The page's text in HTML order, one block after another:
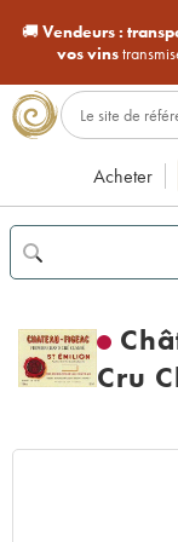
🚚Vendeurs :
vos vins
Acheter
Cru